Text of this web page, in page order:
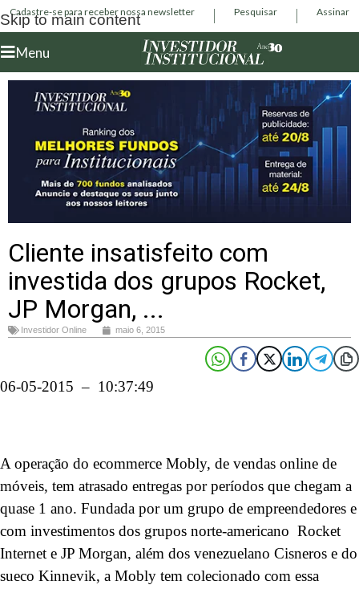
Skip to main content
Cadastre-se para receber nossa newsletter Pesquisar Assinar
Menu
Cliente insatisfeito com
investida dos grupos Rocket,
JP Morgan, ...
Investidor Online maio 6, 2015
06-05-2015 – 10:37:49
A operação do ecommerce Mobly, de vendas online de
móveis, tem atrasado entregas por períodos que chegam a
quase 1 ano. Fundada por um grupo de empreendedores e
com investimentos dos grupos norte-americano Rocket
Internet e JP Morgan, além dos venezuelano Cisneros e do
sueco Kinnevik, a Mobly tem colecionado com essa